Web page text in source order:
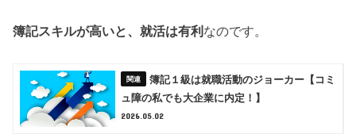
簿記スキルが高いと、就活は有利 なのです。
簿記１級は就職活動のジョーカー【コミ
ュ障の私でも大企業に内定！】
2026.05.02